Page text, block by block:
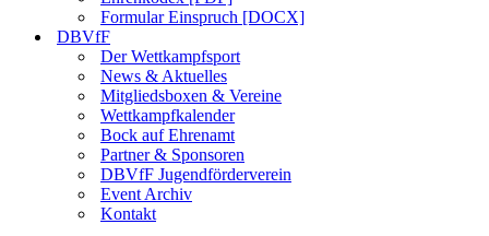
Formular Einspruch [DOCX]
DBVfF
Der Wettkampfsport
News & Aktuelles
Mitgliedsboxen & Vereine
Wettkampfkalender
Bock auf Ehrenamt
Partner & Sponsoren
DBVfF Jugendförderverein
Event Archiv
Kontakt